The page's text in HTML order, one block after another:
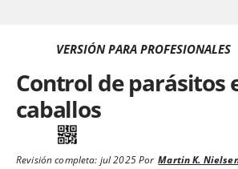
VERSIÓN PARA PROFESIONALES
Control de parásitos
caballos
Revisión completa: jul 2025Por Martin K.